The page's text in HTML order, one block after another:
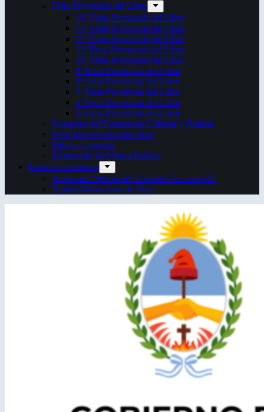
Feria Provincial del Libro
14ª Feria Provincial del Libro
13ª Feria Provincial del Libro
12ª Feria Provincial del Libro
11ª Feria Provincial del Libro
10ª Feria Provincial del Libro
9ª Feria Provincial del Libro
8ª Feria Provincial del Libro
7ª Feria Provincial del Libro
6ª Feria Provincial del Libro
5ª Feria Provincial del Libro
Congreso del Patrimonio Cultural y Natural
Feria Internacional del libro
Mitos y leyendas
Semana de la Cultura Italiana
Espacios escénicos
Anfiteatro “Mario del Tránsito Cocomarola”
Teatro Oficial Juan de Vera